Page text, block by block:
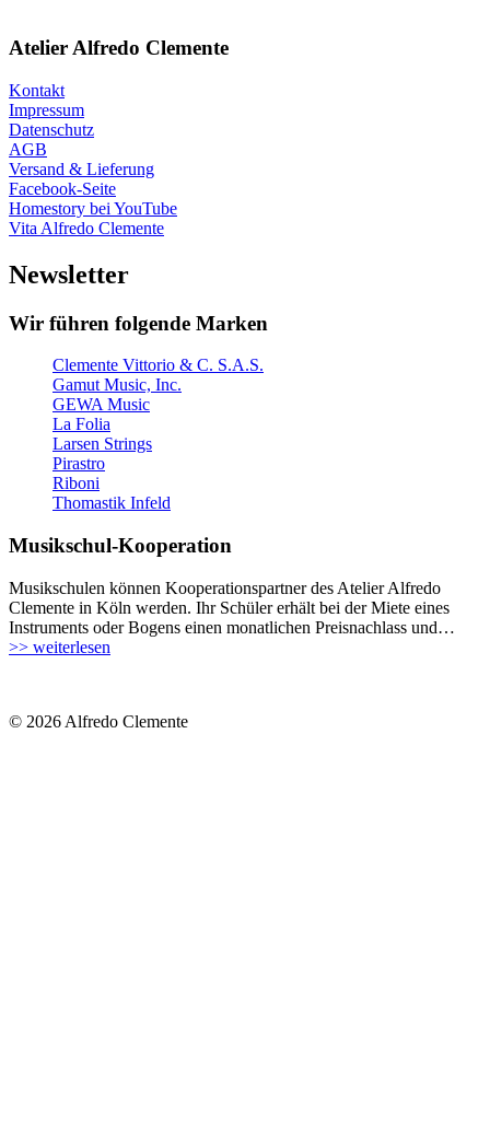
Atelier Alfredo Clemente
Kontakt
Impressum
Datenschutz
AGB
Versand & Lieferung
Facebook-Seite
Homestory bei YouTube
Vita Alfredo Clemente
Newsletter
Wir führen folgende Marken
Clemente Vittorio & C. S.A.S.
Gamut Music, Inc.
GEWA Music
La Folia
Larsen Strings
Pirastro
Riboni
Thomastik Infeld
Musikschul-Kooperation
Musikschulen können Kooperationspartner des Atelier Alfredo
Clemente in Köln werden. Ihr Schüler erhält bei der Miete eines
Instruments oder Bogens einen monatlichen Preisnachlass und…
>> weiterlesen
© 2026 Alfredo Clemente